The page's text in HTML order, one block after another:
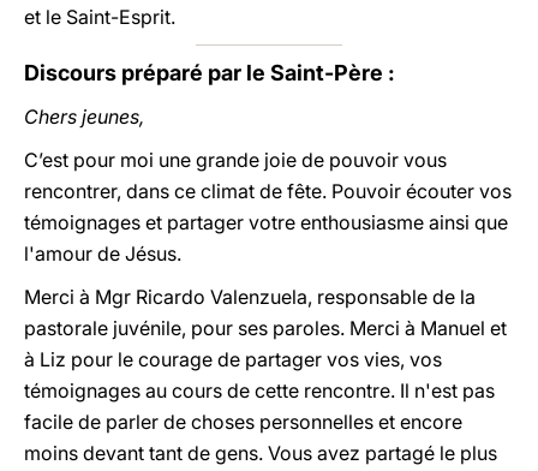
et le Saint-Esprit.
Discours préparé par le Saint-Père :
Chers jeunes,
C’est pour moi une grande joie de pouvoir vous
rencontrer, dans ce climat de fête. Pouvoir écouter vos
témoignages et partager votre enthousiasme ainsi que
l'amour de Jésus.
Merci à Mgr Ricardo Valenzuela, responsable de la
pastorale juvénile, pour ses paroles. Merci à Manuel et
à Liz pour le courage de partager vos vies, vos
témoignages au cours de cette rencontre. Il n'est pas
facile de parler de choses personnelles et encore
moins devant tant de gens. Vous avez partagé le plus